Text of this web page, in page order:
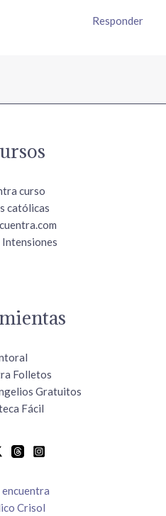
Responder
curso
católicas
Intensiones
Folletos
Gratuitos
Fácil
Crisol